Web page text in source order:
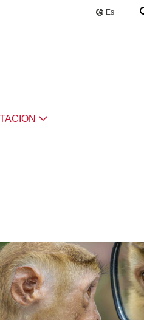
Es